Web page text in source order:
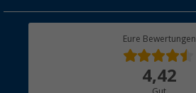
Rücksendung
Eure Bewertungen
4,42